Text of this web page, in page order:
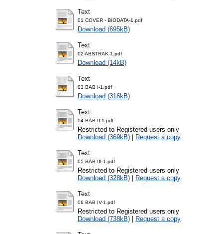
Text
01 COVER - BIODATA-1.pdf
Download (695kB)
Text
02 ABSTRAK-1.pdf
Download (14kB)
Text
03 BAB I-1.pdf
Download (316kB)
Text
04 BAB II-1.pdf
Restricted to Registered users only
Download (369kB) | Request a copy
Text
05 BAB III-1.pdf
Restricted to Registered users only
Download (328kB) | Request a copy
Text
06 BAB IV-1.pdf
Restricted to Registered users only
Download (738kB) | Request a copy